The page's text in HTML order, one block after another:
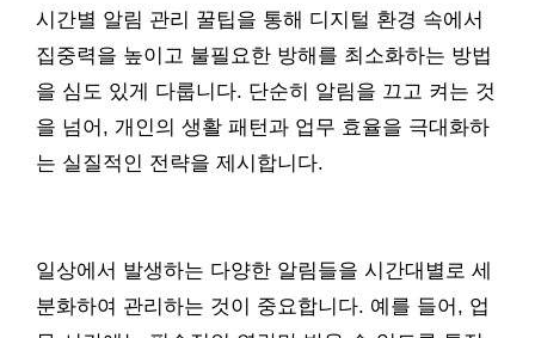
시간별 알림 관리 꿀팁을 통해 디지털 환경 속에서
집중력을 높이고 불필요한 방해를 최소화하는 방법
을 심도 있게 다룹니다. 단순히 알림을 끄고 켜는 것
을 넘어, 개인의 생활 패턴과 업무 효율을 극대화하
는 실질적인 전략을 제시합니다.
일상에서 발생하는 다양한 알림들을 시간대별로 세
분화하여 관리하는 것이 중요합니다. 예를 들어, 업